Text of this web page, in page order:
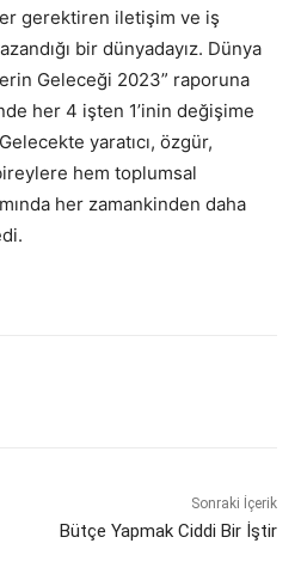
gerektiren iletişim ve iş
bir dünyadayız. Dünya
Geleceği 2023” raporuna
her 4 işten 1’inin değişime
yaratıcı, özgür,
hem toplumsal
her zamankinden daha
Sonraki İçerik
Bütçe Yapmak Ciddi Bir İştir